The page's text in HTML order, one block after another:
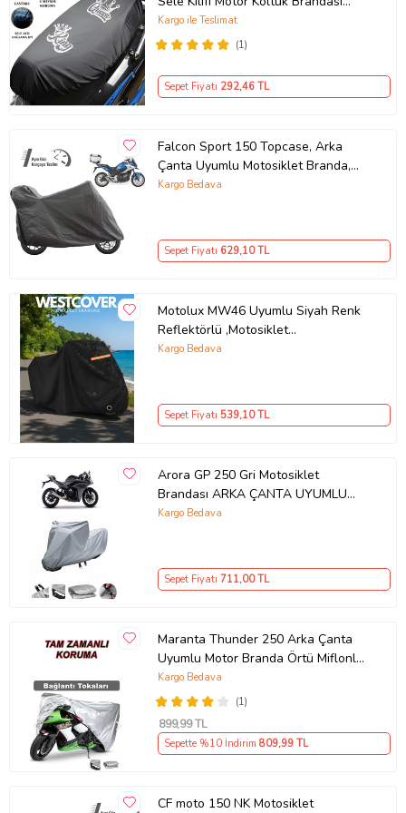
Ürün Kodu:kcm59446738
Siyah
(1)
Kargo ile Teslimat
Sepet Fiyatı 292,46 TL
Falcon Sport 150 Topcase, Arka
Çanta Uyumlu Motosiklet Branda,
Motor Örtüsü , Çadır
Kargo Bedava
Sepet Fiyatı 629,10 TL
Motolux MW46 Uyumlu Siyah Renk
Reflektörlü ,Motosiklet
Brandası,Motor Branda Motor
Kargo Bedava
Sepet Fiyatı 539,10 TL
Arora GP 250 Gri Motosiklet
Brandası ARKA ÇANTA UYUMLU
DEĞİLDİR
Kargo Bedava
Sepet Fiyatı 711,00 TL
Maranta Thunder 250 Arka Çanta
Uyumlu Motor Branda Örtü Miflonlu
Premium 4 Mevsim Koruma Gri
(1)
Kargo Bedava
899,99 TL
Sepette %10 İndirim 809,99 TL
CF moto 150 NK Motosiklet